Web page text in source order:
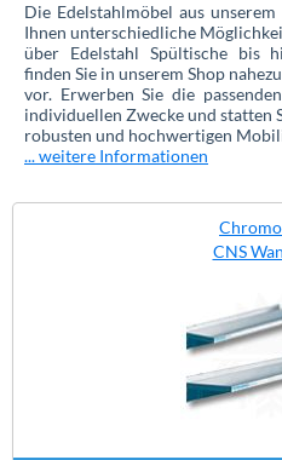
Die Edelstahlmöbel aus
Ihnen unterschiedliche
über Edelstahl Spültische bis
finden Sie in unserem Shop
vor. Erwerben Sie die
individuellen Zwecke und statten
robusten und hochwertigen
... weitere Informationen
CNS